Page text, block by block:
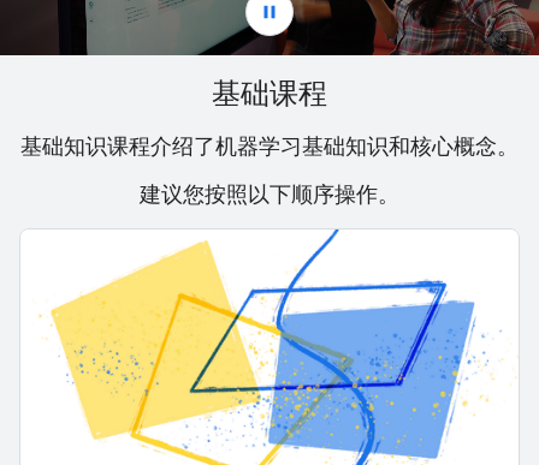
基础课程
基础知识课程介绍了机器学习基础知识和核心概念。
建议您按照以下顺序操作。